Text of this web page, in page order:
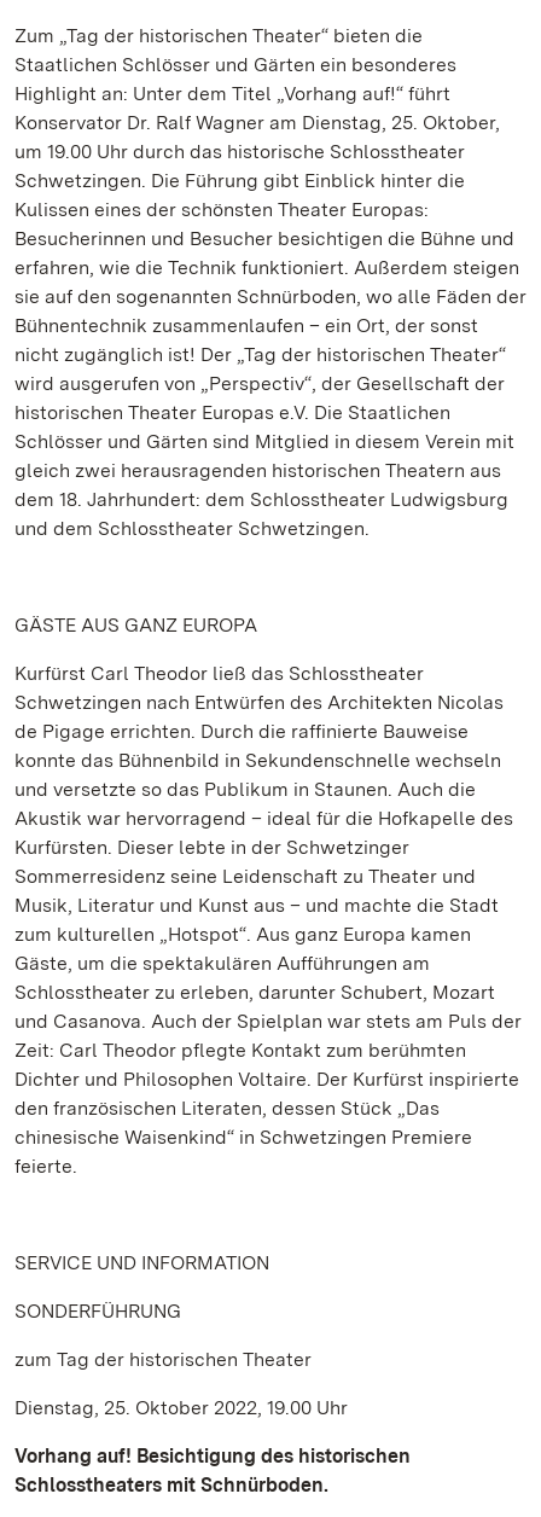
Zum „Tag der historischen Theater“ bieten die
Staatlichen Schlösser und Gärten ein besonderes
Highlight an: Unter dem Titel „Vorhang auf!“ führt
Konservator Dr. Ralf Wagner am Dienstag, 25. Oktober,
um 19.00 Uhr durch das historische Schlosstheater
Schwetzingen. Die Führung gibt Einblick hinter die
Kulissen eines der schönsten Theater Europas:
Besucherinnen und Besucher besichtigen die Bühne und
erfahren, wie die Technik funktioniert. Außerdem steigen
sie auf den sogenannten Schnürboden, wo alle Fäden der
Bühnentechnik zusammenlaufen – ein Ort, der sonst
nicht zugänglich ist! Der „Tag der historischen Theater“
wird ausgerufen von „Perspectiv“, der Gesellschaft der
historischen Theater Europas e.V. Die Staatlichen
Schlösser und Gärten sind Mitglied in diesem Verein mit
gleich zwei herausragenden historischen Theatern aus
dem 18. Jahrhundert: dem Schlosstheater Ludwigsburg
und dem Schlosstheater Schwetzingen.
GÄSTE AUS GANZ EUROPA
Kurfürst Carl Theodor ließ das Schlosstheater
Schwetzingen nach Entwürfen des Architekten Nicolas
de Pigage errichten. Durch die raffinierte Bauweise
konnte das Bühnenbild in Sekundenschnelle wechseln
und versetzte so das Publikum in Staunen. Auch die
Akustik war hervorragend – ideal für die Hofkapelle des
Kurfürsten. Dieser lebte in der Schwetzinger
Sommerresidenz seine Leidenschaft zu Theater und
Musik, Literatur und Kunst aus – und machte die Stadt
zum kulturellen „Hotspot“. Aus ganz Europa kamen
Gäste, um die spektakulären Aufführungen am
Schlosstheater zu erleben, darunter Schubert, Mozart
und Casanova. Auch der Spielplan war stets am Puls der
Zeit: Carl Theodor pflegte Kontakt zum berühmten
Dichter und Philosophen Voltaire. Der Kurfürst inspirierte
den französischen Literaten, dessen Stück „Das
chinesische Waisenkind“ in Schwetzingen Premiere
feierte.
SERVICE UND INFORMATION
SONDERFÜHRUNG
zum Tag der historischen Theater
Dienstag, 25. Oktober 2022, 19.00 Uhr
Vorhang auf! Besichtigung des historischen
Schlosstheaters mit Schnürboden.